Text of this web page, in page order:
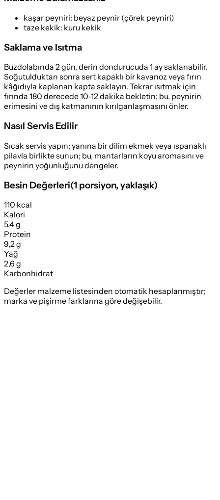
kaşar peyniri: beyaz peynir (çörek peyniri)
taze kekik: kuru kekik
Saklama ve Isıtma
Buzdolabında 2 gün, derin dondurucuda 1 ay saklanabilir.
Soğutulduktan sonra sert kapaklı bir kavanoz veya fırın
kâğıdıyla kaplanan kapta saklayın. Tekrar ısıtmak için
fırında 180 derecede 10-12 dakika bekletin; bu, peynirin
erimesini ve dış katmanının kırılganlaşmasını önler.
Nasıl Servis Edilir
Sıcak servis yapın; yanına bir dilim ekmek veya ıspanaklı
pilavla birlikte sunun; bu, mantarların koyu aromasını ve
peynirin yoğunluğunu dengeler.
Besin Değerleri(1 porsiyon, yaklaşık)
110 kcal
Kalori
5,4 g
Protein
9,2 g
Yağ
2,6 g
Karbonhidrat
Değerler malzeme listesinden otomatik hesaplanmıştır;
marka ve pişirme farklarına göre değişebilir.